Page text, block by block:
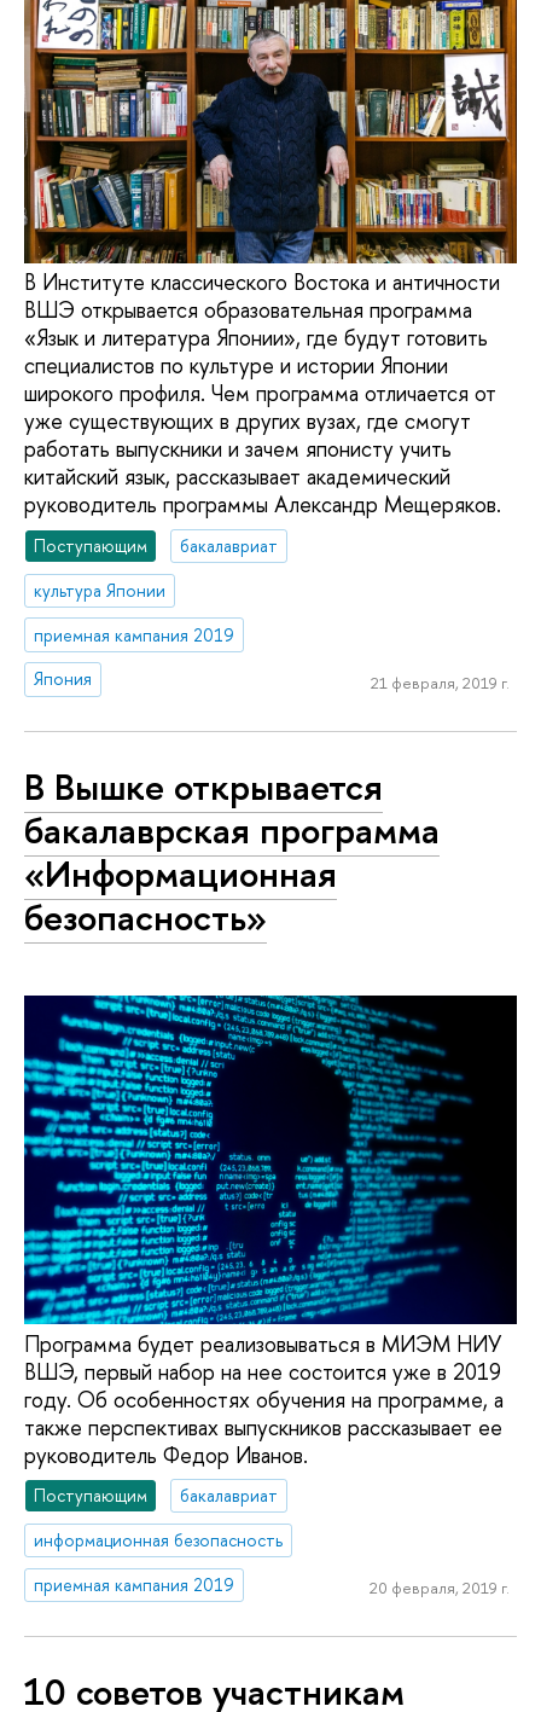
В Институте классического Востока и античности
ВШЭ открывается образовательная программа
«Язык и литература Японии», где будут готовить
специалистов по культуре и истории Японии
широкого профиля. Чем программа отличается от
уже существующих в других вузах, где смогут
работать выпускники и зачем японисту учить
китайский язык, рассказывает академический
руководитель программы Александр Мещеряков.
Поступающим
бакалавриат
культура Японии
приемная кампания 2019
Япония
21 февраля, 2019 г.
В Вышке открывается
бакалаврская программа
«Информационная
безопасность»
Программа будет реализовываться в МИЭМ НИУ
ВШЭ, первый набор на нее состоится уже в 2019
году. Об особенностях обучения на программе, а
также перспективах выпускников рассказывает ее
руководитель Федор Иванов.
Поступающим
бакалавриат
информационная безопасность
приемная кампания 2019
20 февраля, 2019 г.
10 советов участникам